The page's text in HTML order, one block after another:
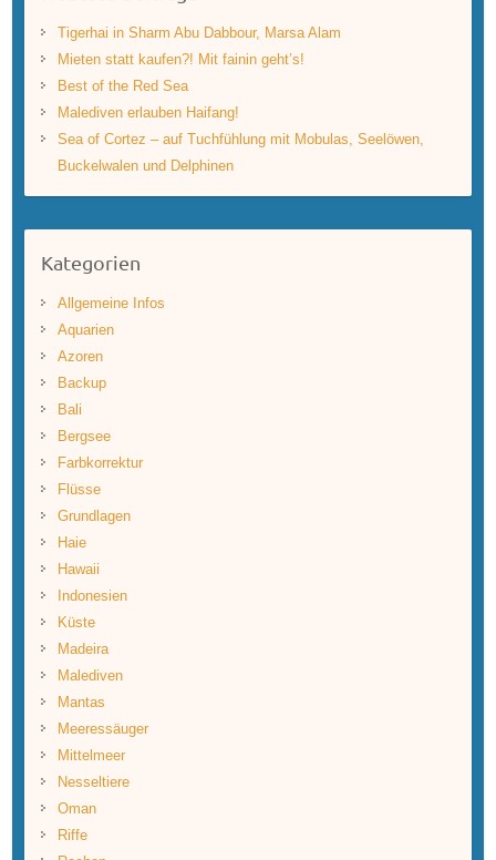
Tigerhai in Sharm Abu Dabbour, Marsa Alam
Mieten statt kaufen?! Mit fainin geht’s!
Best of the Red Sea
Malediven erlauben Haifang!
Sea of Cortez – auf Tuchfühlung mit Mobulas, Seelöwen,
Buckelwalen und Delphinen
Kategorien
Allgemeine Infos
Aquarien
Azoren
Backup
Bali
Bergsee
Farbkorrektur
Flüsse
Grundlagen
Haie
Hawaii
Indonesien
Küste
Madeira
Malediven
Mantas
Meeressäuger
Mittelmeer
Nesseltiere
Oman
Riffe